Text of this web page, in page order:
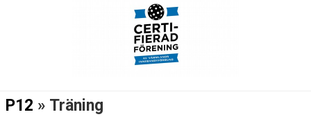
P12 » Träning